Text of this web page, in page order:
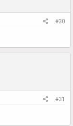
#30
#31